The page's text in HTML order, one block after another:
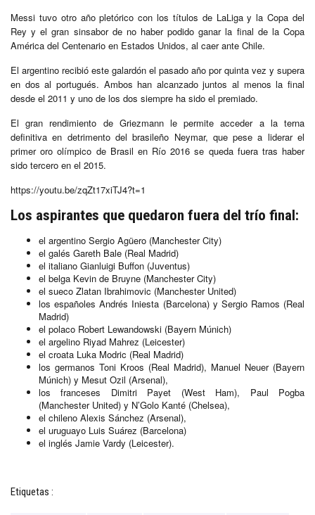
Messi tuvo otro año pletórico con los títulos de LaLiga y la Copa del
Rey y el gran sinsabor de no haber podido ganar la final de la Copa
América del Centenario en Estados Unidos, al caer ante Chile.
El argentino recibió este galardón el pasado año por quinta vez y supera
en dos al portugués. Ambos han alcanzado juntos al menos la final
desde el 2011 y uno de los dos siempre ha sido el premiado.
El gran rendimiento de Griezmann le permite acceder a la terna
definitiva en detrimento del brasileño Neymar, que pese a liderar el
primer oro olímpico de Brasil en Río 2016 se queda fuera tras haber
sido tercero en el 2015.
https://youtu.be/zqZt17xiTJ4?t=1
Los aspirantes que quedaron fuera del trío final:
el argentino Sergio Agüero (Manchester City)
el galés Gareth Bale (Real Madrid)
el italiano Gianluigi Buffon (Juventus)
el belga Kevin de Bruyne (Manchester City)
el sueco Zlatan Ibrahimovic (Manchester United)
los españoles Andrés Iniesta (Barcelona) y Sergio Ramos (Real
Madrid)
el polaco Robert Lewandowski (Bayern Múnich)
el argelino Riyad Mahrez (Leicester)
el croata Luka Modric (Real Madrid)
los germanos Toni Kroos (Real Madrid), Manuel Neuer (Bayern
Múnich) y Mesut Ozil (Arsenal),
los franceses Dimitri Payet (West Ham), Paul Pogba
(Manchester United) y N’Golo Kanté (Chelsea),
el chileno Alexis Sánchez (Arsenal),
el uruguayo Luis Suárez (Barcelona)
el inglés Jamie Vardy (Leicester).
Etiquetas :